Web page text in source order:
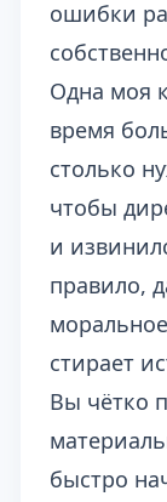
ошибки
Одна моя
время
столько
чтобы
и
правило,
стирает
Вы чётко
быстро